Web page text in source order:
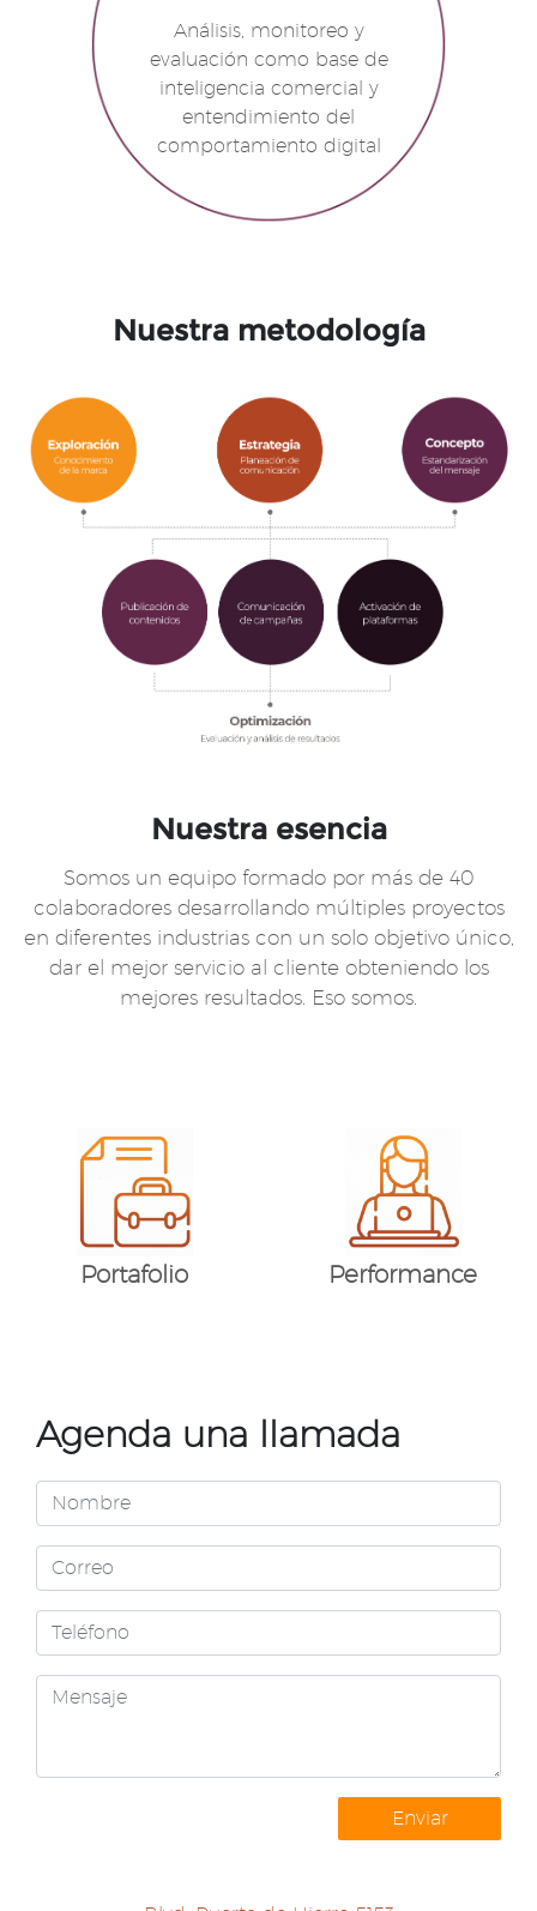
Análisis, monitoreo y
evaluación como base de
inteligencia comercial y
entendimiento del
comportamiento digital
Nuestra metodología
Nuestra esencia
Somos un equipo formado por más de 40
colaboradores desarrollando múltiples proyectos
en diferentes industrias con un solo objetivo único,
dar el mejor servicio al cliente obteniendo los
mejores resultados. Eso somos.
Portafolio Performance
Agenda una llamada
Enviar